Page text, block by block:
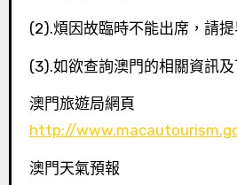
(2).煩因故臨時不能出席，請
(3).如欲查詢澳門的相關資訊
澳門旅遊局網頁
http://
澳門天氣預報